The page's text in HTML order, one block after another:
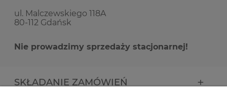
ul. Malczewskiego 118A
80-112 Gdańsk
Nie prowadzimy sprzedaży stacjonarnej!
SKŁADANIE ZAMÓWIEŃ